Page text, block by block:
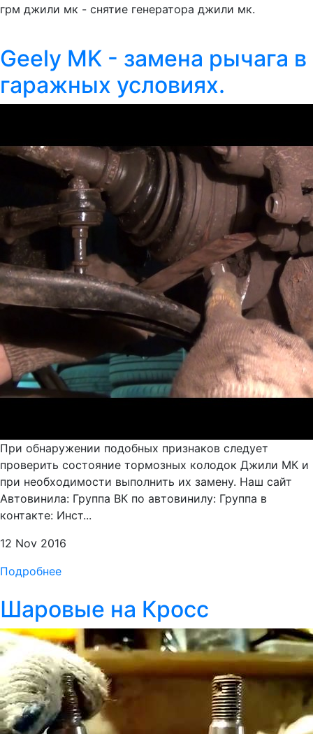
грм джили мк - снятие генератора джили мк.
Geely MK - замена рычага в
гаражных условиях.
При обнаружении подобных признаков следует
проверить состояние тормозных колодок Джили МК и
при необходимости выполнить их замену. Наш сайт
Автовинила: Группа ВК по автовинилу: Группа в
контакте: Инст...
12 Nov 2016
Подробнее
Шаровые на Кросс